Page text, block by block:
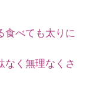
食べても太りに
なく無理なくさ